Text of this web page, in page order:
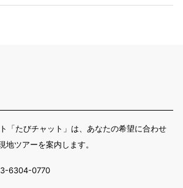
「たびチャット」は、あなたの希望に合わせ
地ツアーを案内します。
6304-0770